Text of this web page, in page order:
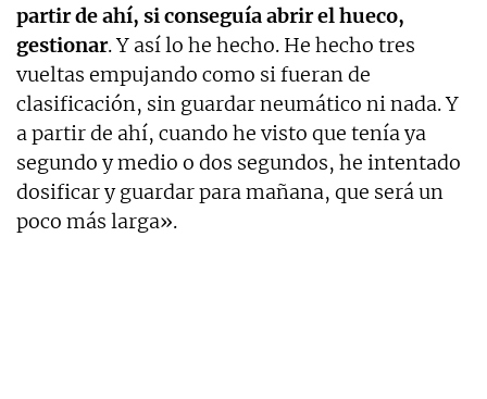
partir de ahí, si conseguía abrir el hueco,
gestionar. Y así lo he hecho. He hecho tres
vueltas empujando como si fueran de
clasificación, sin guardar neumático ni nada. Y
a partir de ahí, cuando he visto que tenía ya
segundo y medio o dos segundos, he intentado
dosificar y guardar para mañana, que será un
poco más larga».